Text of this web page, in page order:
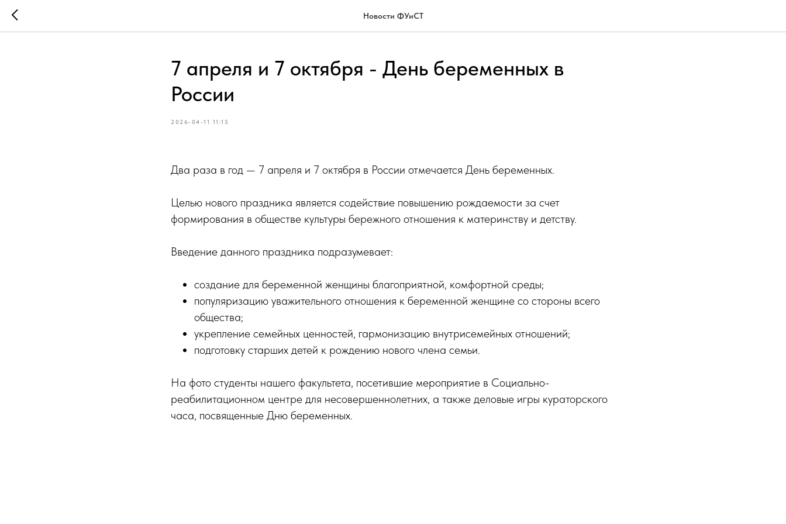
Новости ФУиСТ
7 апреля и 7 октября - День беременных в
России
2026-04-11 11:15
Два раза в год — 7 апреля и 7 октября в России отмечается День беременных.
Целью нового праздника является содействие повышению рождаемости за счет
формирования в обществе культуры бережного отношения к материнству и детству.
Введение данного праздника подразумевает:
создание для беременной женщины благоприятной, комфортной среды;
популяризацию уважительного отношения к беременной женщине со стороны всего
общества;
укрепление семейных ценностей, гармонизацию внутрисемейных отношений;
подготовку старших детей к рождению нового члена семьи.
На фото студенты нашего факультета, посетившие мероприятие в Социально-
реабилитационном центре для несовершеннолетних, а также деловые игры кураторского
часа, посвященные Дню беременных.